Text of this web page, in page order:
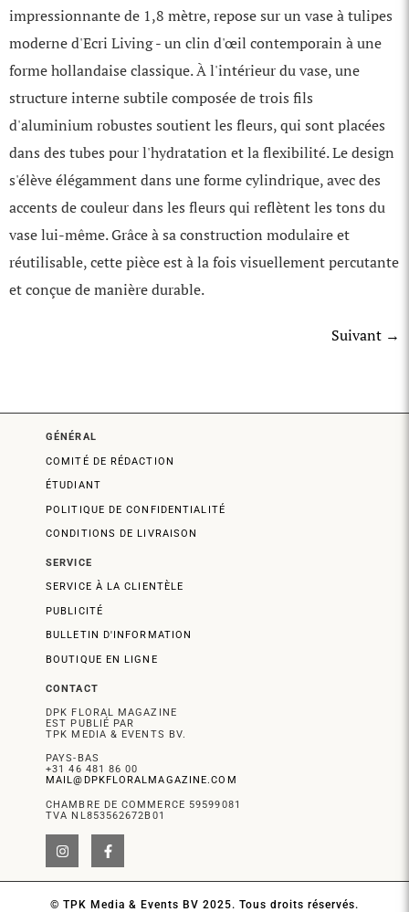
impressionnante de 1,8 mètre, repose sur un vase à tulipes
moderne d'Ecri Living - un clin d'œil contemporain à une
forme hollandaise classique. À l'intérieur du vase, une
structure interne subtile composée de trois fils
d'aluminium robustes soutient les fleurs, qui sont placées
dans des tubes pour l'hydratation et la flexibilité. Le design
s'élève élégamment dans une forme cylindrique, avec des
accents de couleur dans les fleurs qui reflètent les tons du
vase lui-même. Grâce à sa construction modulaire et
réutilisable, cette pièce est à la fois visuellement percutante
et conçue de manière durable.
Suivant →
GÉNÉRAL
COMITÉ DE RÉDACTION
ÉTUDIANT
POLITIQUE DE CONFIDENTIALITÉ
CONDITIONS DE LIVRAISON
SERVICE
SERVICE À LA CLIENTÈLE
PUBLICITÉ
BULLETIN D'INFORMATION
BOUTIQUE EN LIGNE
CONTACT
DPK FLORAL MAGAZINE
EST PUBLIÉ PAR
TPK MEDIA & EVENTS BV.
PAYS-BAS
+31 46 481 86 00
MAIL@DPKFLORALMAGAZINE.COM
CHAMBRE DE COMMERCE 59599081
TVA NL853562672B01
© TPK Media & Events BV 2025. Tous droits réservés.